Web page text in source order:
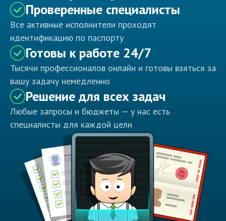
Проверенные специалисты
Все активные исполнители проходят
идентификацию по паспорту
Готовы к работе 24/7
Тысячи профессионалов онлайн и готовы взяться за
вашу задачу немедленно
Решение для всех задач
Любые запросы и бюджеты — у нас есть
специалисты для каждой цели